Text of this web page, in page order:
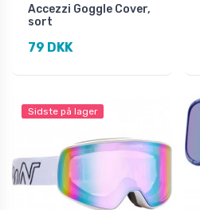
Accezzi Goggle Cover,
sort
79 DKK
Sidste på lager